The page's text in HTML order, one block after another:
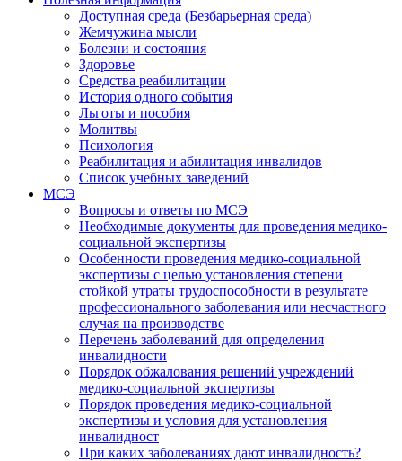
Доступная среда (Безбарьерная среда)
Жемчужина мысли
Болезни и состояния
Здоровье
Средства реабилитации
История одного события
Льготы и пособия
Молитвы
Психология
Реабилитация и абилитация инвалидов
Список учебных заведений
МСЭ
Вопросы и ответы по МСЭ
Необходимые документы для проведения медико-
социальной экспертизы
Особенности проведения медико-социальной
экспертизы с целью установления степени
стойкой утраты трудоспособности в результате
профессионального заболевания или несчастного
случая на производстве
Перечень заболеваний для определения
инвалидности
Порядок обжалования решений учреждений
медико-социальной экспертизы
Порядок проведения медико-социальной
экспертизы и условия для установления
инвалидност
При каких заболеваниях дают инвалидность?